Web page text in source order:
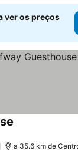
ver os preços
a 35.6 km de